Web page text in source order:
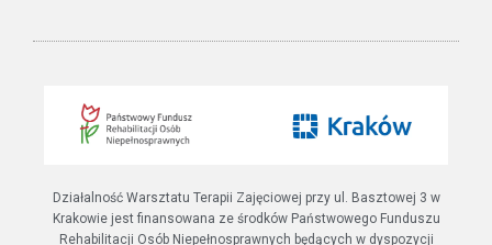
Działalność Warsztatu Terapii Zajęciowej przy ul. Basztowej 3 w
Krakowie jest finansowana ze środków Państwowego Funduszu
Rehabilitacji Osób Niepełnosprawnych będących w dyspozycji